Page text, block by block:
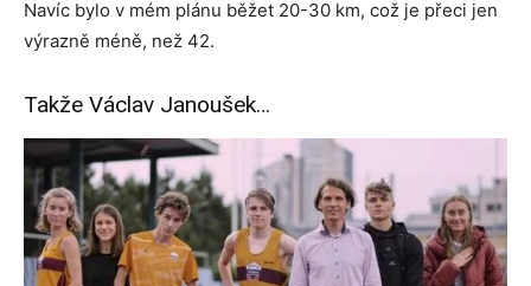
Navíc bylo v mém plánu běžet 20-30 km, což je přeci jen
výrazně méně, než 42.
Takže Václav Janoušek…